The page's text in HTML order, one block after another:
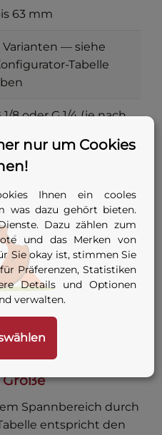
63 mm
Varianten — siehe
Tabelle
1/8 oder G 1/4 (je nach
sind
zu diesem
NBR-
für
°C geeignet — für
vor Bestellung
industrie.de
Spannbereich durch
entspricht den
nur um Cookies
Ihnen ein cooles
was dazu gehört bieten.
Dazu zählen zum
und das Merken von
Sie okay ist, stimmen Sie
Präferenzen, Statistiken
Details und Optionen
verwalten.